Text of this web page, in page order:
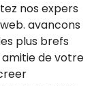
nos expers
avancons
plus brefs
amitie de votre